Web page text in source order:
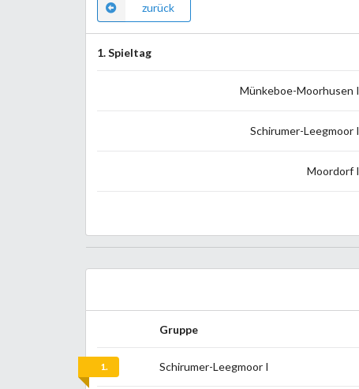
zurück
1. Spieltag
Münkeboe-Moorhusen I
Schirumer-Leegmoor I
Moordorf I
Gruppe
1. Schirumer-Leegmoor I